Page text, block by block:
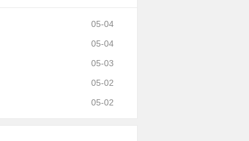
05-04
05-04
05-03
05-02
05-02